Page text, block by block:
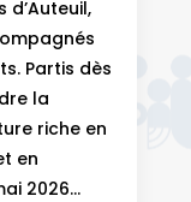
d’Auteuil,
Partis dès
la
riche en
en
2026...